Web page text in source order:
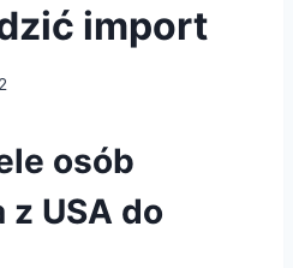
import
osób
USA do